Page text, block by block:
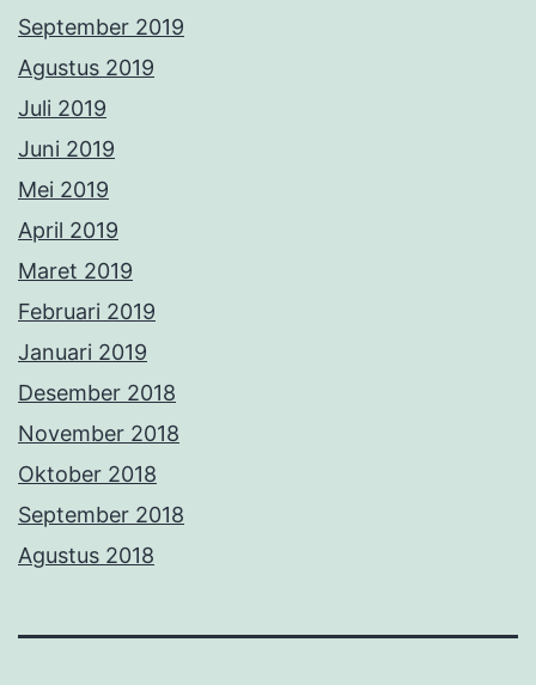
September 2019
Agustus 2019
Juli 2019
Juni 2019
Mei 2019
April 2019
Maret 2019
Februari 2019
Januari 2019
Desember 2018
November 2018
Oktober 2018
September 2018
Agustus 2018